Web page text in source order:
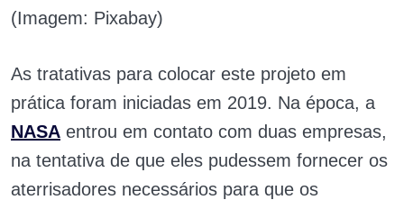
(Imagem: Pixabay)
As tratativas para colocar este projeto em
prática foram iniciadas em 2019. Na época, a
NASA entrou em contato com duas empresas,
na tentativa de que eles pudessem fornecer os
aterrisadores necessários para que os